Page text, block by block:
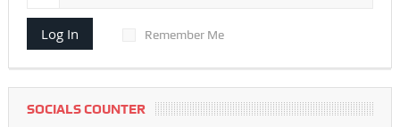
Log In Remember Me
SOCIALS COUNTER